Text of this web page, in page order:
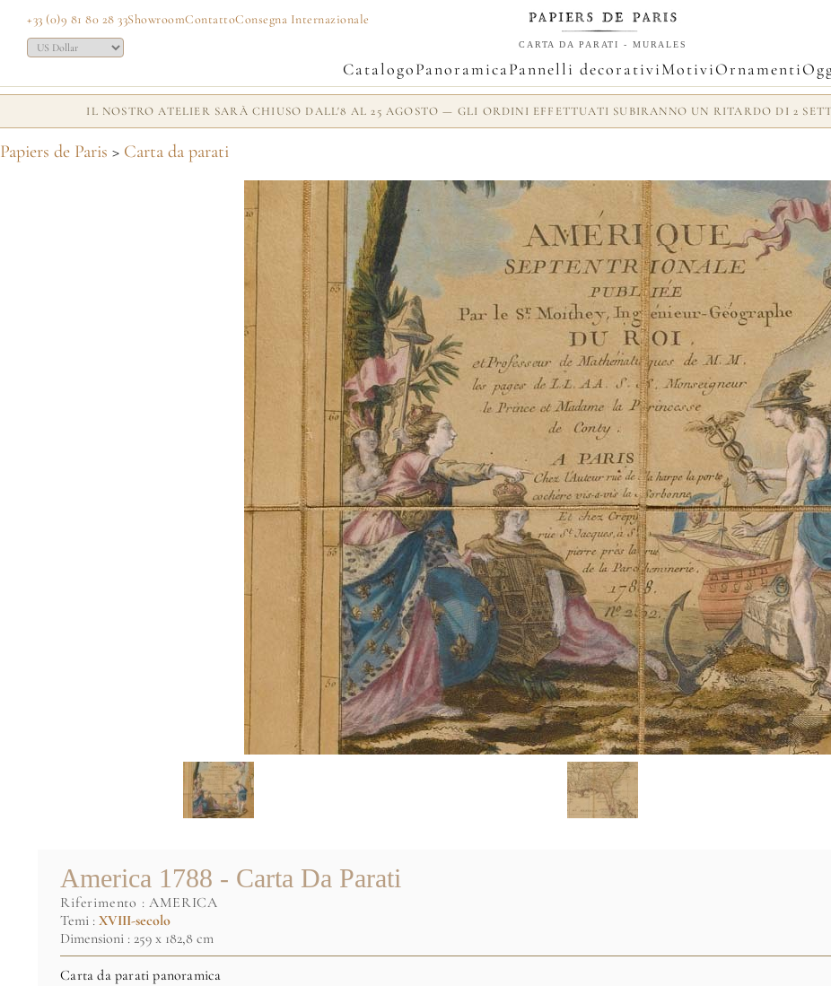
+33 (0)9 81 80 28 33ShowroomContattoConsegna Internazionale
CARTA DA PARATI - MURALES
CatalogoPanoramicaPannelli decorativiMotiviOrnamenti
IL NOSTRO ATELIER SARÀ CHIUSO DALL'8 AL 25 AGOSTO — GLI ORDINI EFFETTUATI SUBIRANNO UN RITARDO DI 2
Papiers de Paris > Carta da parati
America 1788 - Carta Da Parati
riferimento :AMERICA
Temi :XVIII-secolo
Dimensioni : 259 x 182,8 cm
Carta da parati panoramica